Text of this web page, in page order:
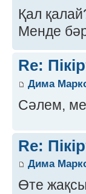
Қал
Менде
Re:
Дима
Сәлем,
Re:
Дима
Өте